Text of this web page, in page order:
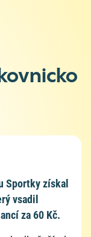
Sportky získal
vsadil
za 60 Kč.